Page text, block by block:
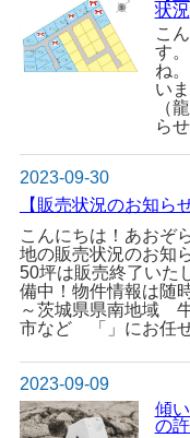
状況
こ
す
ね
い
（
ら
2023-09-30
【販売状況のお知らせ
こんにちは！あおぞ
地の販売状況のお知
50坪は販売終了い
備中！物件情報は随
～茨城県県南地域
市など 「」にお任
2023-09-09
傾
の